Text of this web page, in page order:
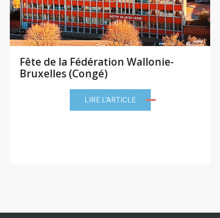
Fête de la Fédération Wallonie-
Bruxelles (Congé)
LIRE L'ARTICLE